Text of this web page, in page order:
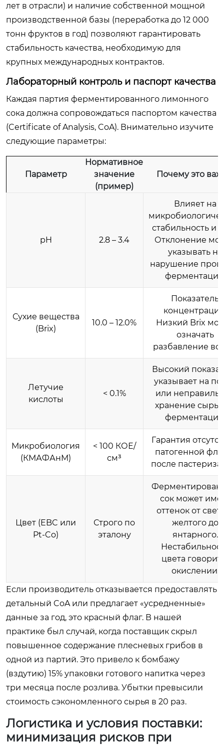
лет в отрасли) и наличие собственной мощной
производственной базы (переработка до 12 000
тонн фруктов в год) позволяют гарантировать
стабильность качества, необходимую для
крупных международных контрактов.
Лабораторный контроль и паспорт качества
Каждая партия ферментированного лимонного
сока должна сопровождаться паспортом качества
(Certificate of Analysis, CoA). Внимательно изучите
следующие параметры:
Параметр
Нормативное
значение
(пример)
Почему это
pH 2.8 – 3.4
Влияет на
стабильность и
Отклонение
указывать на
нарушение
Сухие вещества
(Brix)
10.0 – 12.0%
Показатель
Низкий Brix
означать
разбавление
Летучие
кислоты
< 0.1%
Высокий
указывает на
или
хранение
Микробиология
(КМАФАнМ)
< 100 КОЕ/
см³
Гарантия
патогенной
после
Цвет (EBC или
Pt-Co)
Строго по
эталону
сок может
оттенок от
желтого до
янтарного.
цвета говорит
окислении.
Если производитель отказывается предоставлять
детальный CoA или предлагает «усредненные»
данные за год, это красный флаг. В нашей
практике был случай, когда поставщик скрыл
повышенное содержание плесневых грибов в
одной из партий. Это привело к бомбажу
(вздутию) 15% упаковки готового напитка через
три месяца после розлива. Убытки превысили
стоимость сэкономленного сырья в 20 раз.
Логистика и условия поставки:
минимизация рисков при